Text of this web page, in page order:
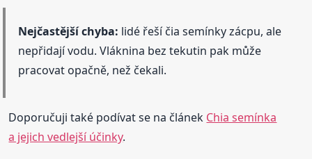
Nejčastější chyba: lidé řeší čia semínky zácpu, ale
nepřidají vodu. Vláknina bez tekutin pak může
pracovat opačně, než čekali.
Doporučuji také podívat se na článek Chia semínka
a jejich vedlejší účinky.